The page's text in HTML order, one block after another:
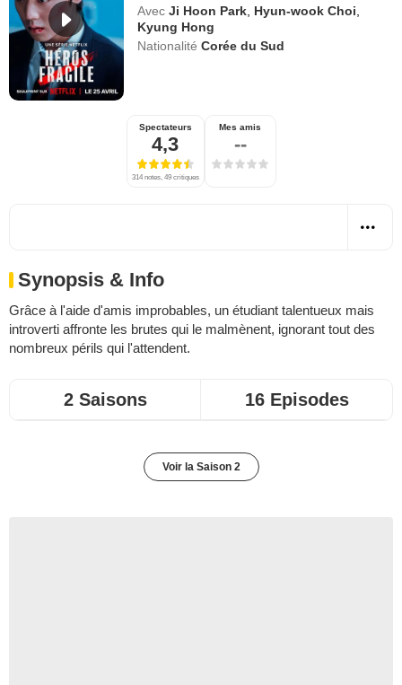
Avec Ji Hoon Park Hyun-wook Choi
Kyung Hong
Nationalité Corée du Sud
Spectateurs
4,3
314 notes, 49 critiques
Mes amis
--
Synopsis & Info
Grâce à l'aide d'amis improbables, un étudiant talentueux mais
introverti affronte les brutes qui le malmènent, ignorant tout des
nombreux périls qui l'attendent.
2 Saisons 16 Episodes
Voir la Saison 2